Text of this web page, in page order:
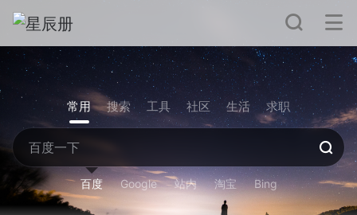
常用 搜索 工具 社区 生活 求职
百度 Google 站内 淘宝 Bing